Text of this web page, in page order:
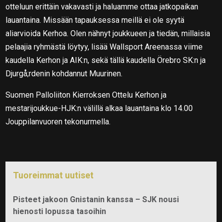
otteluun erittäin vakavasti ja haluamme ottaa jatkopaikan
lauantaina. Missään tapauksessa meillä ei ole syytä
aliarvioida Kerhoa. Olen nähnyt joukkueen ja tiedän, millaisia
pelaajia ryhmästä löytyy, lisää Wallsport Areenassa viime
kaudella Kerhon ja AIK:n, sekä tällä kaudella Örebro SK:n ja
Djurgå;rdenin kohdannut Muurinen.
Suomen Palloliiton Kierroksen Ottelu Kerhon ja
mestarijoukkue-HJK:n välillä alkaa lauantaina klo 14.00
Jouppilanvuoren tekonurmella.
Tuoreimmat uutiset
Pisteet jakoon Gnistanin kanssa – SJK nousi
hienosti lopussa tasoihin